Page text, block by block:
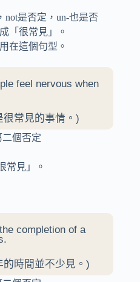
是否定，un-也是否
「很常見」。
在這個句型。
feel nervous when
常見的事情。)
個否定
常見」。
completion of a
時間並不少見。)